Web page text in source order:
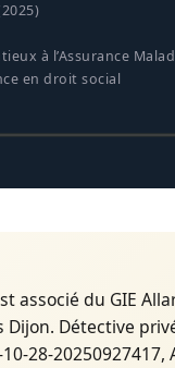
à l’Assurance
en droit social
associé du GIE
Dijon. Détective
28-20250927417,